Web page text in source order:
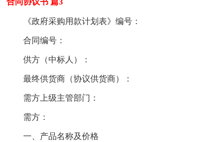
《政府采购用款计划表》编号：
合同编号：
供方（中标人）：
最终供货商（协议供货商）：
需方上级主管部门：
需方：
一、产品名称及价格